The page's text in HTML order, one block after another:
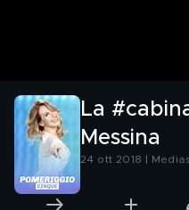
La
Messina
24 ott 2018 |